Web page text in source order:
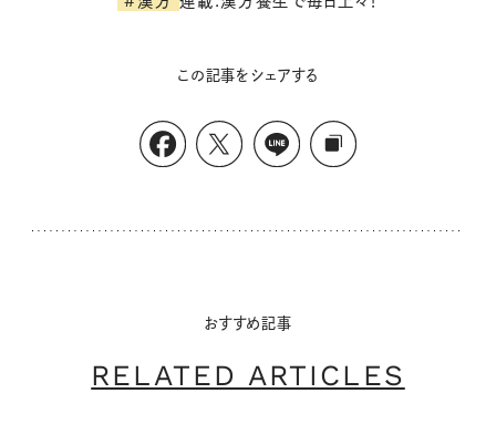
この記事をシェアする
おすすめ記事
RELATED ARTICLES